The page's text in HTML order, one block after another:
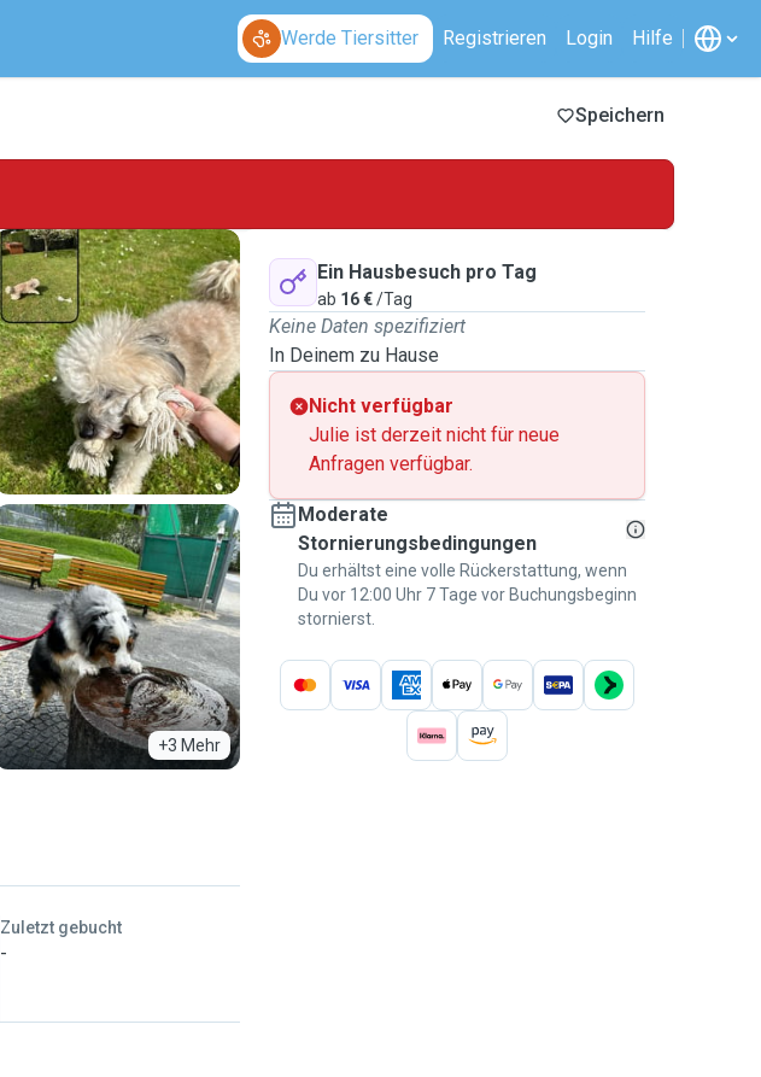
Werde Tiersitter Registrieren Login Hilfe
Speichern
+3 Mehr
Zuletzt gebucht
-
Ein Hausbesuch pro Tag
ab 16 €/Tag
Keine Daten spezifiziert
In Deinem zu Hause
Nicht verfügbar
Julie ist derzeit nicht für neue
Anfragen verfügbar.
Moderate
Stornierungsbedingungen
Du erhältst eine volle Rückerstattung, wenn
Du vor 12:00 Uhr 7 Tage vor Buchungsbeginn
stornierst.